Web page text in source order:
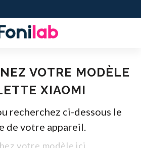
VOTRE MODÈLE
XIAOMI
recherchez ci-dessous le
de votre appareil.